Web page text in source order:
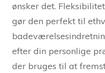
ønsker det.
gør den perfekt til
efter din personlige
der bruges til at